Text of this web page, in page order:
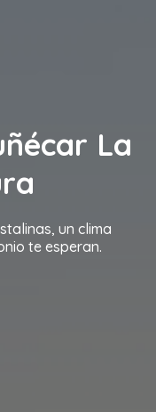
La
un clima
te esperan.